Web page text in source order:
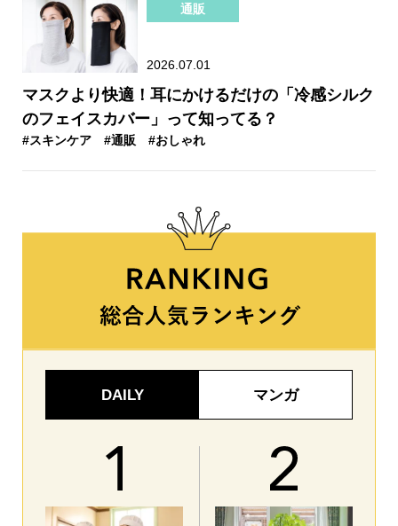
通販
2026.07.01
マスクより快適！耳にかけるだけの「冷感シルク
のフェイスカバー」って知ってる？
#スキンケア #通販 #おしゃれ
DAILY マンガ